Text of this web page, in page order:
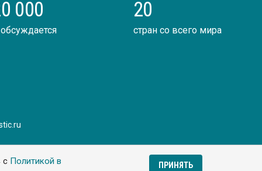
с Политикой в
ПРИНЯТЬ
000 20
стран со всего мира